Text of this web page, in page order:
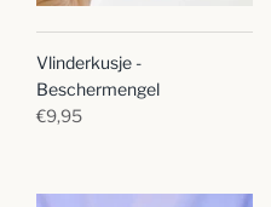
Vlinderkusje -
Beschermengel
€9,95